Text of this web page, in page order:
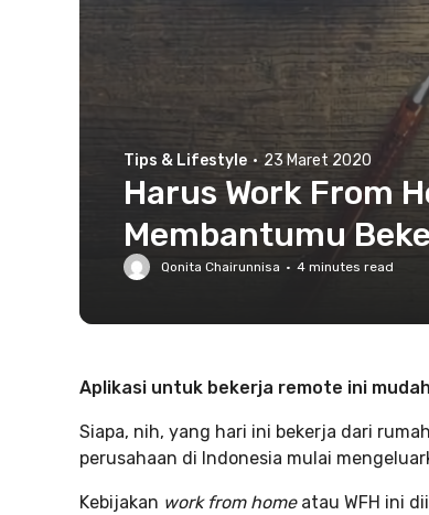
Tips & Lifestyle · 23 Maret 2020
Harus Work From
Membantumu
Qonita Chairunnisa · 4 minutes read
Aplikasi untuk bekerja remote ini
Siapa, nih, yang hari ini bekerja dari
perusahaan di Indonesia mulai
Kebijakan work from home atau WFH ini